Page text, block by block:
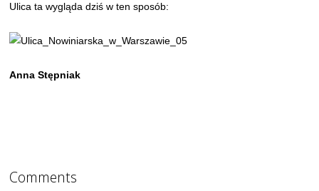
Ulica ta wygląda dziś w ten sposób:
Anna Stępniak
Comments